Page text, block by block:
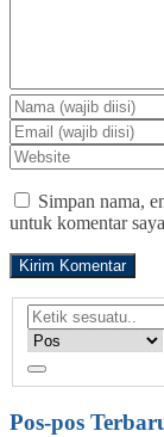
Simpan nama,
untuk komentar
Pos-pos